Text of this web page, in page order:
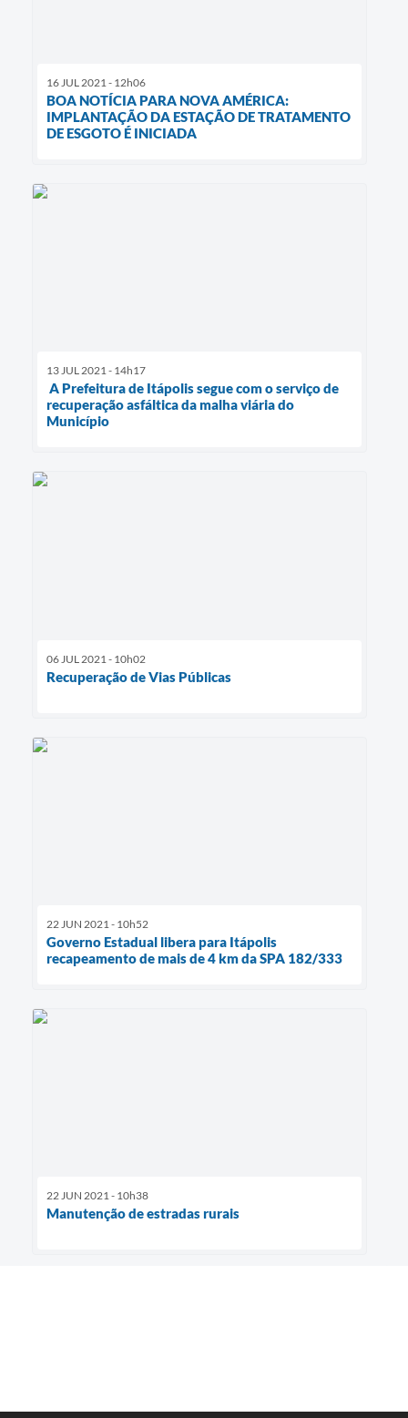
16 JUL 2021 - 12h06
BOA NOTÍCIA PARA NOVA AMÉRICA:
IMPLANTAÇÃO DA ESTAÇÃO DE TRATAMENTO
DE ESGOTO É INICIADA
13 JUL 2021 - 14h17
A Prefeitura de Itápolis segue com o serviço de
recuperação asfáltica da malha viária do
Município
06 JUL 2021 - 10h02
Recuperação de Vias Públicas
22 JUN 2021 - 10h52
Governo Estadual libera para Itápolis
recapeamento de mais de 4 km da SPA 182/333
22 JUN 2021 - 10h38
Manutenção de estradas rurais